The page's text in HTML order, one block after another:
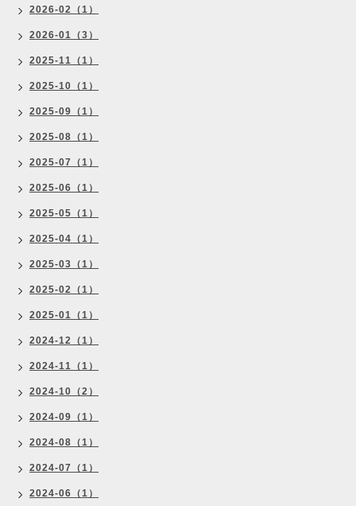
2026-02（1）
2026-01（3）
2025-11（1）
2025-10（1）
2025-09（1）
2025-08（1）
2025-07（1）
2025-06（1）
2025-05（1）
2025-04（1）
2025-03（1）
2025-02（1）
2025-01（1）
2024-12（1）
2024-11（1）
2024-10（2）
2024-09（1）
2024-08（1）
2024-07（1）
2024-06（1）